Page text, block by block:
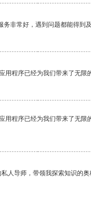
务非常好，遇到问题都能得到及
用程序已经为我们带来了无限
用程序已经为我们带来了无限
人导师，带领我探索知识的奥